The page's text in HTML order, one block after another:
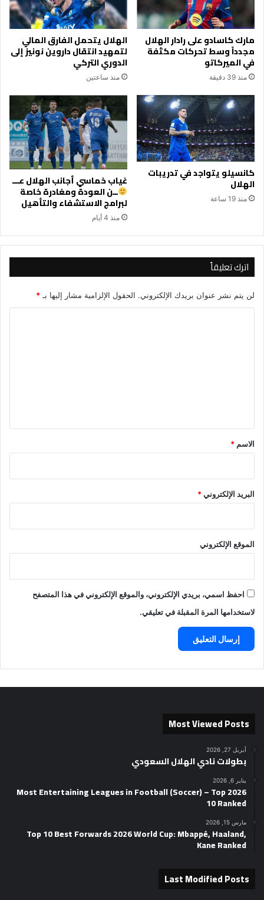
مارك كاسادو على رادار الهلال
مجدداً وسط تحركات مكثفة
في الميركاتو
منذ 39 دقيقة
الهلال يتحمل الفارق المالي
لتمهيد انتقال داروين نونيز إلى
الدوري التركي
منذ ساعتين
كانسيلو يتواجد في تدريبات
الهلال
منذ 19 ساعة
غياب خماسي أجانب الهلال عـــ
ــن العودة ومغادرة خاصة
لبرامج الاستشفاء والتأهيل
منذ 4 أيام
اترك تعليقاً
لن يتم نشر عنوان بريدك الإلكتروني. الحقول الإلزامية مشار إليها بـ *
*
الاسم *
البريد الإلكتروني*
الموقع الإلكتروني
احفظ اسمي، بريدي الإلكتروني، والموقع الإلكتروني في هذا المتصفح
لاستخدامها المرة المقبلة في تعليقي.
Most Viewed Posts
أبريل 27, 2026
بطولات نادي الهلال السعودي
يناير 6, 2026
2026 Most Entertaining Leagues in Football (Soccer) – Top
10 Ranked
مارس 15, 2026
Top 10 Best Forwards 2026 World Cup: Mbappé, Haaland,
Kane Ranked
Last Modified Posts